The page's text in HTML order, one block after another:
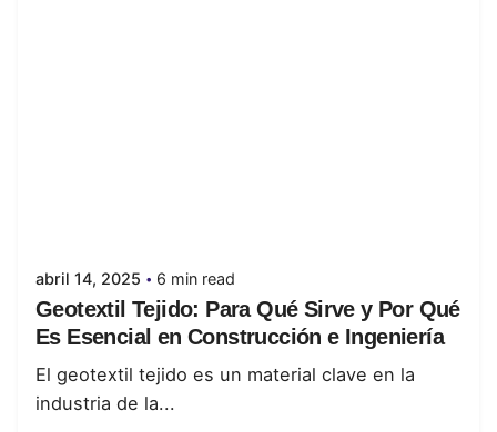
abril 14, 2025 6 min read
Geotextil Tejido: Para Qué Sirve y Por Qué
Es Esencial en Construcción e Ingeniería
El geotextil tejido es un material clave en la
industria de la...